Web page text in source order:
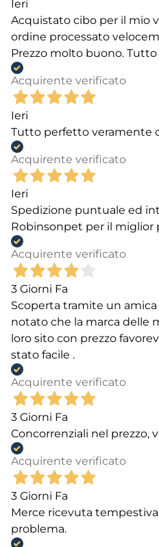
Ieri
Acquistato cibo per il mio
ordine processato
Prezzo molto buono. Tutto
Acquirente verificato
Ieri
Tutto perfetto veramente
Acquirente verificato
Ieri
Spedizione puntuale ed
Robinsonpet per il miglior
Acquirente verificato
3 Giorni Fa
Scoperta tramite un
notato che la marca delle
loro sito con prezzo
stato facile .
Acquirente verificato
3 Giorni Fa
Concorrenziali nel prezzo,
Acquirente verificato
3 Giorni Fa
Merce ricevuta
problema.